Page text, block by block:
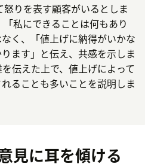
りを表す顧客がいるとしま
私にできることは何もあり
く、「値上げに納得がいかな
ます」と伝え、共感を示しま
伝えた上で、値上げによって
ることも多いことを説明しま
見に耳を傾ける